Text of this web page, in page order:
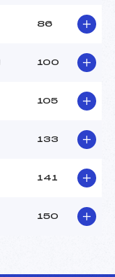
86
100
105
133
141
150